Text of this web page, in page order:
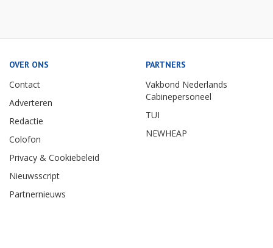
OVER ONS
Contact
Adverteren
Redactie
Colofon
Privacy & Cookiebeleid
Nieuwsscript
Partnernieuws
PARTNERS
Vakbond Nederlands
Cabinepersoneel
TUI
NEWHEAP